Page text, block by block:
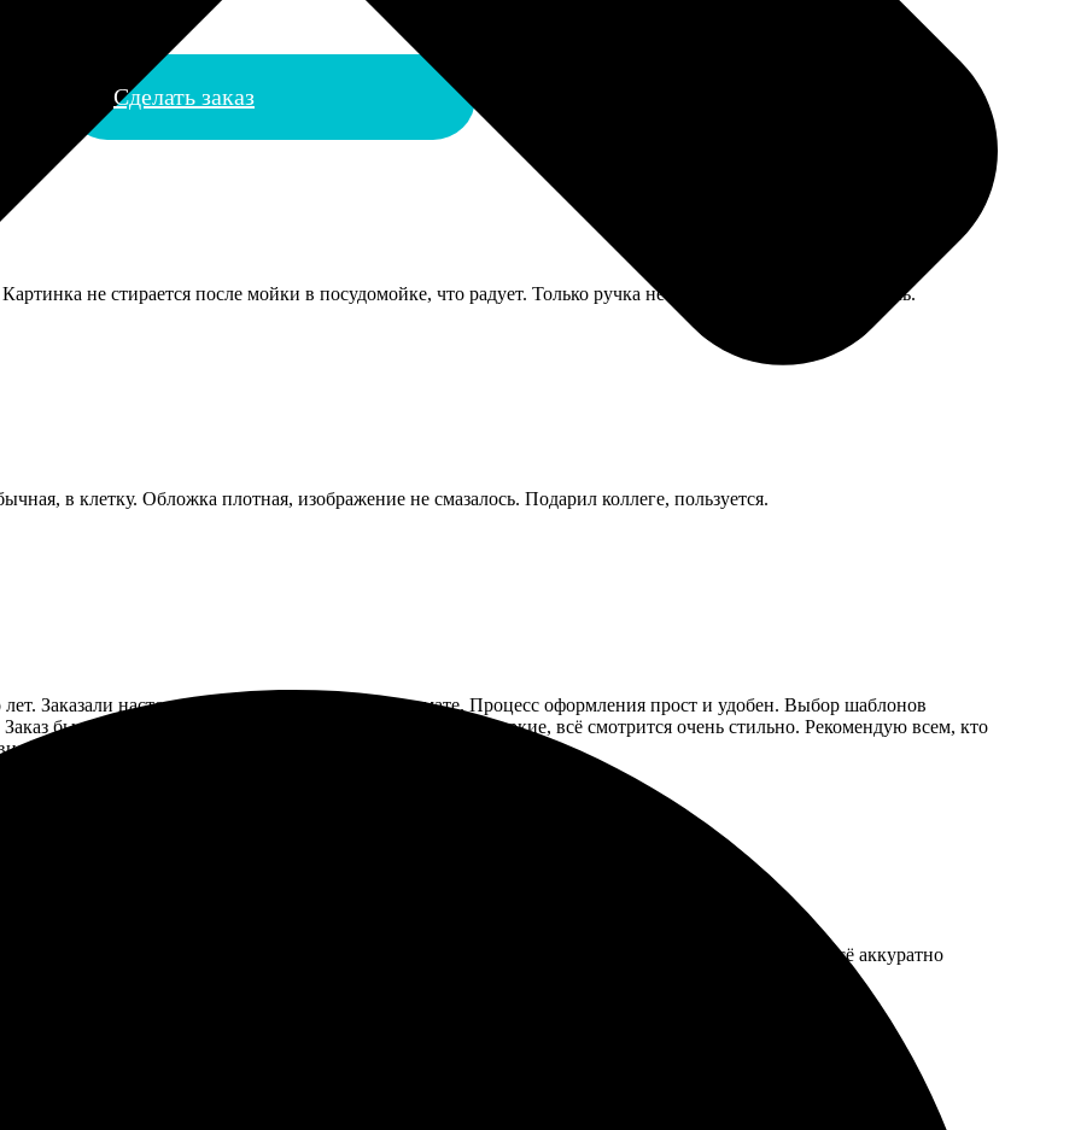
Сделать заказ
не стирается после мойки в посудомойке, что радует. Только ручка не очень удобная, но это мелочь.
в клетку. Обложка плотная, изображение не смазалось. Подарил коллеге, пользуется.
Заказали настольные календари в онлайн-формате. Процесс оформления прост и удобен. Выбор шаблонов
был готов в срок, порадовало качество печати. Цвета яркие, всё смотрится очень стильно. Рекомендую всем, кто
закажу снова.
оказался очень простым. Качество печати на высоте, все цвета яркие. Заказ пришёл быстро, всё аккуратно